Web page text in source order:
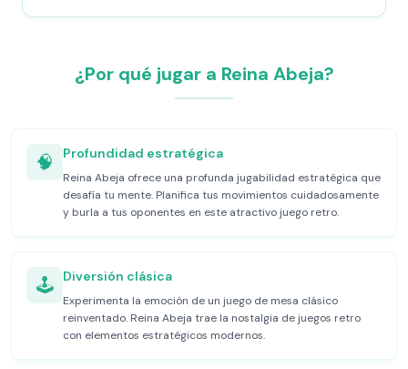
¿Por qué jugar a Reina Abeja?
🧠 Profundidad estratégica
Reina Abeja ofrece una profunda jugabilidad estratégica que
desafía tu mente. Planifica tus movimientos cuidadosamente
y burla a tus oponentes en este atractivo juego retro.
🕹️ Diversión clásica
Experimenta la emoción de un juego de mesa clásico
reinventado. Reina Abeja trae la nostalgia de juegos retro
con elementos estratégicos modernos.